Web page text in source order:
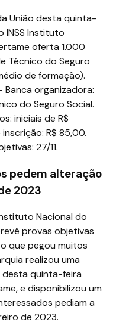
União desta quinta-
INSS Instituto
oferta 1.000
Técnico do Seguro
de formação).
Banca organizadora:
do Seguro Social.
iniciais de R$
R$ 85,00.
27/11.
pedem alteração
2023
Nacional do
provas objetivas
que pegou muitos
realizou uma
desta quinta-feira
e disponibilizou um
pediam a
de 2023.